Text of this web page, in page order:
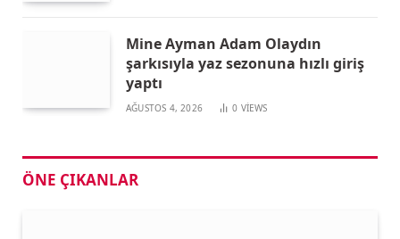
Mine Ayman Adam Olaydın
şarkısıyla yaz sezonuna hızlı giriş
yaptı
AĞUSTOS 4, 2026 0 VIEWS
ÖNE ÇIKANLAR